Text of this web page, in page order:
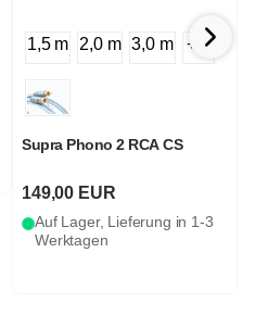
1,5 m 2,0 m 3,0 m + 1
Supra Phono 2 RCA CS
149,00 EUR
Auf Lager, Lieferung in 1-3
Werktagen